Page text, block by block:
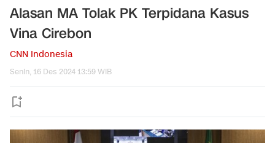
Alasan MA Tolak PK Terpidana Kasus
Vina Cirebon
CNN Indonesia
Senin, 16 Des 2024 13:59 WIB